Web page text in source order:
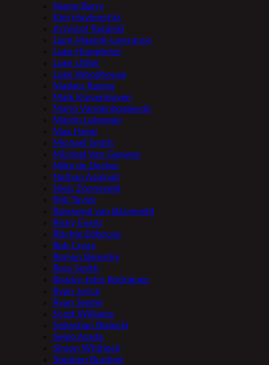
Keane Barry
Kim Huybrechts
Krzystof Ratajski
Liam Maendl-Lawrance
Luke Humphries
Luke Littler
Luke Woodhouse
Madars Razma
Maik Kuivenhoven
Mario Vandenbogaerde
Martin Lukeman
Max Hopp
Michael Smith
Michael Van Gerwen
Mike de Decker
Nathan Aspinall
Niels Zonneveld
Phil Taylor
Raymond van Barneveld
Ricky Evans
Ritchie Edhouse
Rob Cross
Roman Benecký
Ross Smith
Rowby-John Rodriguez
Ryan Joyce
Ryan Searle
Scott Williams
Sebastian Bialecki
Seigo Asada
Simon Whitlock
Stephen Bunting